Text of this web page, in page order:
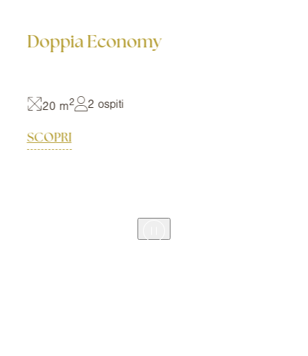
Doppia Economy
20 m2 2 ospiti
SCOPRI